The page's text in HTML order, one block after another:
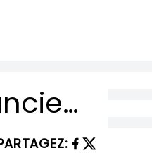
Le rover Zhurong révèle des traces d’un ancien océan sur Mars : la planète rouge a-t-elle été habitable ?
: